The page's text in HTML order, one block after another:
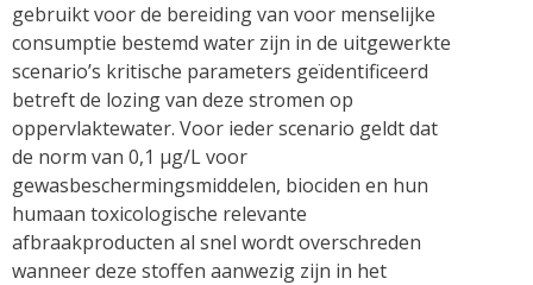
gebruikt voor de bereiding van voor menselijke
consumptie bestemd water zijn in de uitgewerkte
scenario’s kritische parameters geïdentificeerd
betreft de lozing van deze stromen op
oppervlaktewater. Voor ieder scenario geldt dat
de norm van 0,1 µg/L voor
gewasbeschermingsmiddelen, biociden en hun
humaan toxicologische relevante
afbraakproducten al snel wordt overschreden
wanneer deze stoffen aanwezig zijn in het